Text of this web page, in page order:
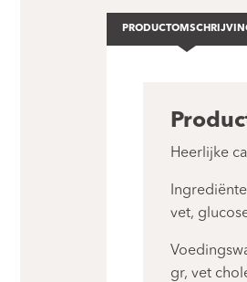
Heerlijke
vet,
gr, vet